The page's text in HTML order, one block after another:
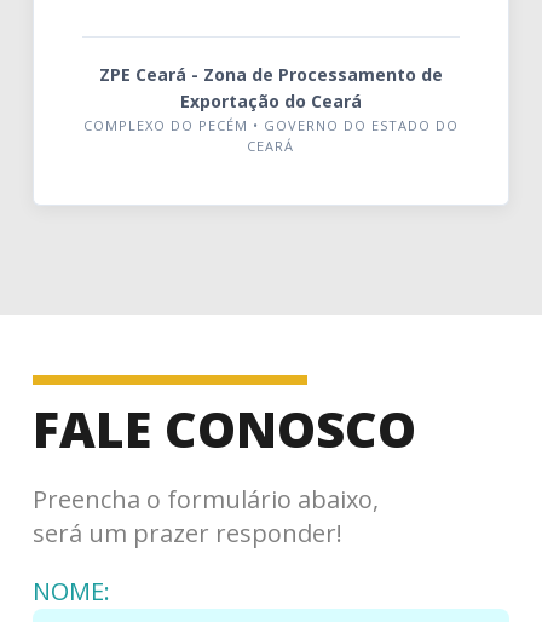
ZPE Ceará - Zona de Processamento de
Exportação do Ceará
COMPLEXO DO PECÉM • GOVERNO DO ESTADO DO
CEARÁ
FALE CONOSCO
Preencha o formulário abaixo,
será um prazer responder!
NOME: